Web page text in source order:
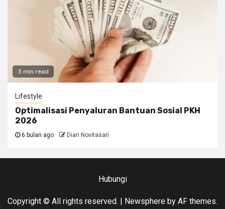
3 min read
Lifestyle
Optimalisasi Penyaluran Bantuan Sosial PKH
2026
6 bulan ago Dian Novitasari
Hubungi
Copyright © All rights reserved. | Newsphere by AF themes.